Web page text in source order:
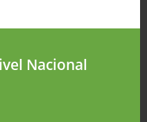
Nacional